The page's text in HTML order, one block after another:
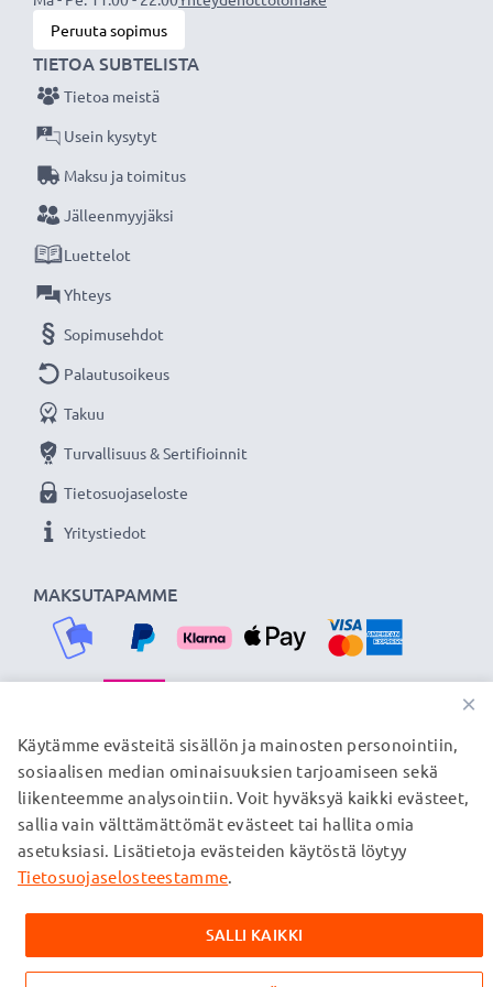
Peruuta sopimus
MAKSUTAPAMME
TIETOA SUBTELISTA
Tietoa meistä
Usein kysytyt
Maksu ja toimitus
Jälleenmyyjäksi
Luettelot
Yhteys
Sopimusehdot
Palautusoikeus
Takuu
Turvallisuus & Sertifioinnit
Tietosuojaseloste
Yritystiedot
TOIMITUSKUMPPANIMME
© subtel.fi 2026
Kaikki hinnat sisältävät arvonlisäveron, mutta ei
toimituskuluja. Kaikki sivuillamme mainitut tavaramerkit ovat
verkkosivuillamme ainoastaan tuotteitamme koskevan
×
Käytämme evästeitä sisällön ja mainosten personointiin,
sosiaalisen median ominaisuuksien tarjoamiseen sekä
liikenteemme analysointiin. Voit hyväksyä kaikki evästeet,
sallia vain välttämättömät evästeet tai hallita omia
asetuksiasi. Lisätietoja evästeiden käytöstä löytyy
Tietosuojaselosteestamme.
SALLI KAIKKI